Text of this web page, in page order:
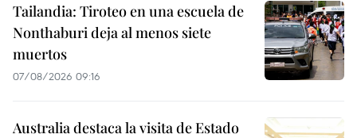
Tailandia: Tiroteo en una escuela de
Nonthaburi deja al menos siete
muertos
07/08/2026 09:16
Australia destaca la visita de Estado